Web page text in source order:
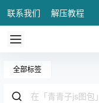
联系我们 解压教程
全部标签